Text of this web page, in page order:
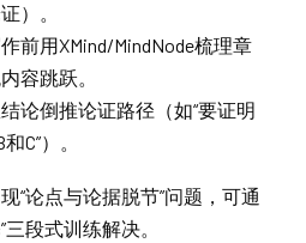
）。
作前用XMind/MindNode梳理章
容跳跃。
结论倒推论证路径（如“要证明
C”）。
“论点与论据脱节”问题，可通
段式训练解决。